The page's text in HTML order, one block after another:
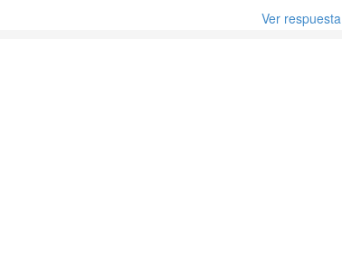
Ver respuesta